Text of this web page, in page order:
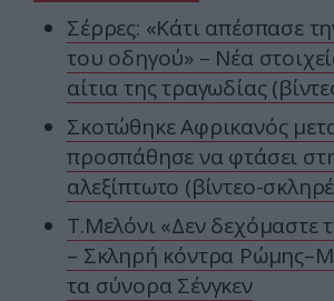
Σέρρες: «Κάτι απέσπασε
του οδηγού» – Νέα
αίτια της τραγωδίας
Σκοτώθηκε Αφρικανός
προσπάθησε να φτάσει
αλεξίπτωτο (βίντεο-
Τ.Μελόνι «Δεν δεχόμαστε
– Σκληρή κόντρα
τα σύνορα Σένγκεν